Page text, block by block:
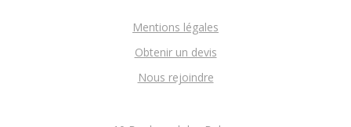
Mentions légales
Obtenir un devis
Nous rejoindre